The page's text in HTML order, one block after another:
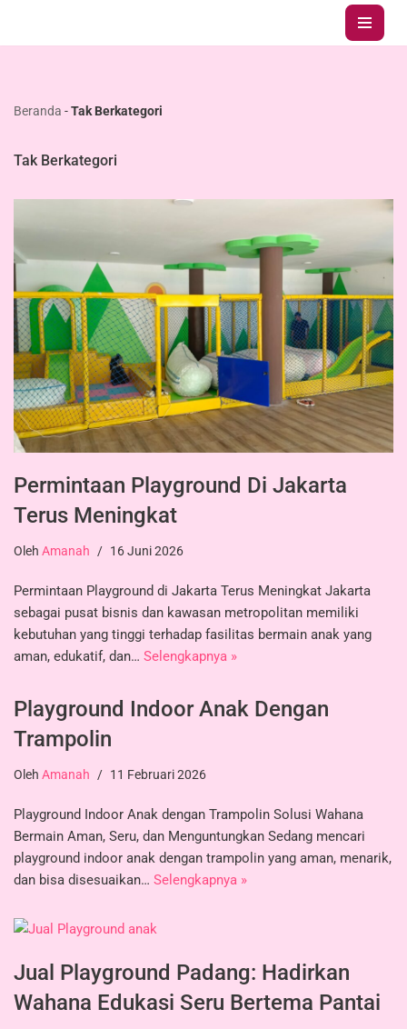
Lompat
Beranda -Tak Berkategori
Tak Berkategori
Permintaan Playground Di Jakarta
Terus Meningkat
Oleh Amanah 16 Juni 2026
Permintaan Playground di Jakarta Terus Meningkat Jakarta
sebagai pusat bisnis dan kawasan metropolitan memiliki
kebutuhan yang tinggi terhadap fasilitas bermain anak yang
aman, edukatif, dan… Selengkapnya »
Playground Indoor Anak Dengan
Trampolin
Oleh Amanah 11 Februari 2026
Playground Indoor Anak dengan Trampolin Solusi Wahana
Bermain Aman, Seru, dan Menguntungkan Sedang mencari
playground indoor anak dengan trampolin yang aman, menarik,
dan bisa disesuaikan… Selengkapnya »
Jual Playground Padang: Hadirkan
Wahana Edukasi Seru Bertema Pantai